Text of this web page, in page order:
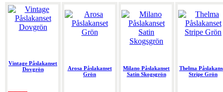
Vintage Påslakanset
Dovgrön
Arosa Påslakanset
Grön
Milano Påslakanset
Satin Skogsgrön
Thelma
Stripe Grön